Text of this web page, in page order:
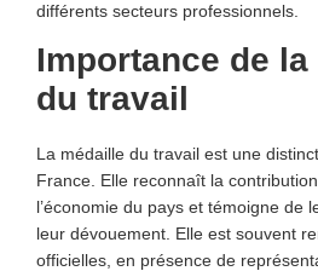
différents secteurs professionnels.
Importance de
du travail
La médaille du travail est une
France. Elle reconnaît la
l’économie du pays et témoigne de
leur dévouement. Elle est souvent
officielles, en présence de